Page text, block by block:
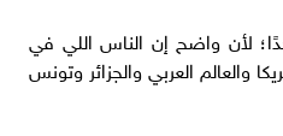
لأن واضح إن الناس اللي في
والعالم العربي والجزائر وتونس